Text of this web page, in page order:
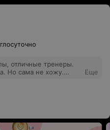
отличные тренеры.
Но сама не хожу.
в плохом
Еще